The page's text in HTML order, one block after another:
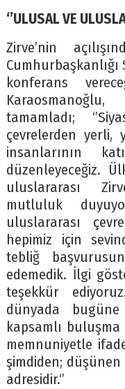
‘’ULUSAL VE
Zirve’nin
Cumhurbaşkanlığı
konferans
tamamladı;
çevrelerden yerli,
insanlarının
düzenleyeceğiz.
uluslararası
mutluluk
uluslararası
hepimiz için
tebliğ
edemedik. İlgi
teşekkür
dünyada
kapsamlı
memnuniyetle
şimdiden;
adresidir.‘’